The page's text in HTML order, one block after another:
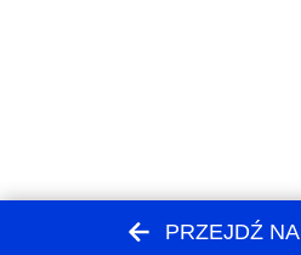
PRZEJDŹ NA